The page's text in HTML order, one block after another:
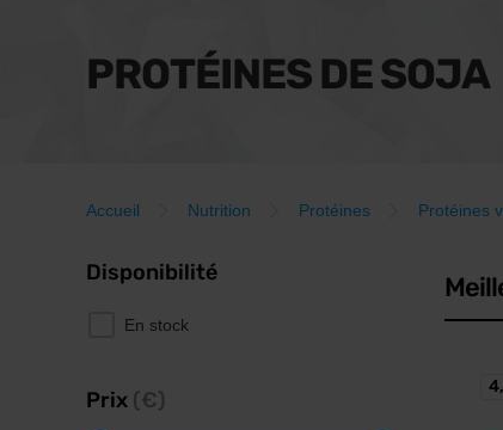
PROTÉINES DE SOJA
Accueil Nutrition Protéines Protéines
Disponibilité
En stock
Prix (€)